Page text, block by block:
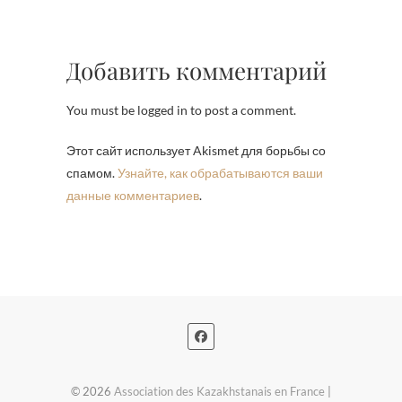
Добавить комментарий
You must be logged in to post a comment.
Этот сайт использует Akismet для борьбы со
спамом.Узнайте, как обрабатываются ваши
данные комментариев.
© 2026 Association des Kazakhstanais en France